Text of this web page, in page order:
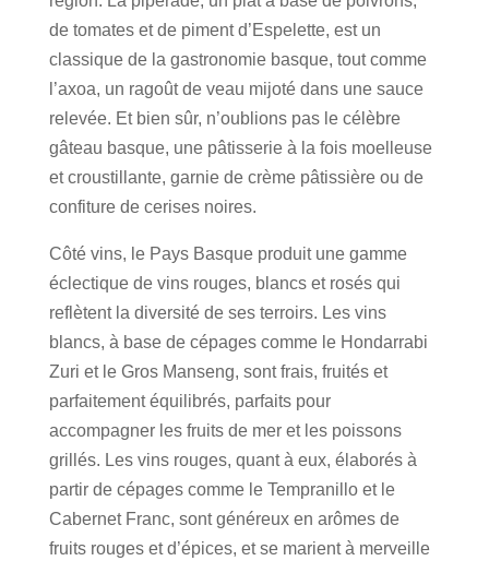
de tomates et de piment d’Espelette, est un
classique de la gastronomie basque, tout comme
l’axoa, un ragoût de veau mijoté dans une sauce
relevée. Et bien sûr, n’oublions pas le célèbre
gâteau basque, une pâtisserie à la fois moelleuse
et croustillante, garnie de crème pâtissière ou de
confiture de cerises noires.
Côté vins, le Pays Basque produit une gamme
éclectique de vins rouges, blancs et rosés qui
reflètent la diversité de ses terroirs. Les vins
blancs, à base de cépages comme le Hondarrabi
Zuri et le Gros Manseng, sont frais, fruités et
parfaitement équilibrés, parfaits pour
accompagner les fruits de mer et les poissons
grillés. Les vins rouges, quant à eux, élaborés à
partir de cépages comme le Tempranillo et le
Cabernet Franc, sont généreux en arômes de
fruits rouges et d’épices, et se marient à merveille